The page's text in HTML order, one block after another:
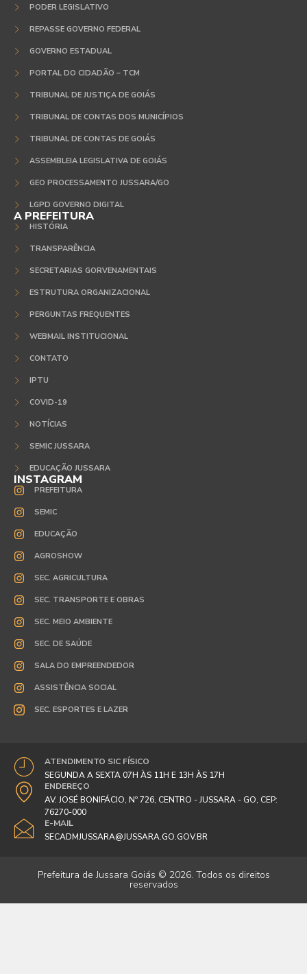
PODER LEGISLATIVO
REPASSE GOVERNO FEDERAL
GOVERNO ESTADUAL
PORTAL DO CIDADÃO – TCM
TRIBUNAL DE JUSTIÇA DE GOIÁS
TRIBUNAL DE CONTAS DOS MUNICÍPIOS
TRIBUNAL DE CONTAS DE GOIÁS
ASSEMBLEIA LEGISLATIVA DE GOIÁS
GEO PROCESSAMENTO JUSSARA/GO
LGPD GOVERNO DIGITAL
A PREFEITURA
HISTÓRIA
TRANSPARÊNCIA
SECRETARIAS GORVENAMENTAIS
ESTRUTURA ORGANIZACIONAL
PERGUNTAS FREQUENTES
WEBMAIL INSTITUCIONAL
CONTATO
IPTU
COVID-19
NOTÍCIAS
SEMIC JUSSARA
EDUCAÇÃO JUSSARA
INSTAGRAM
PREFEITURA
SEMIC
EDUCAÇÃO
AGROSHOW
SEC. AGRICULTURA
SEC. TRANSPORTE E OBRAS
SEC. MEIO AMBIENTE
SEC. DE SAÚDE
SALA DO EMPREENDEDOR
ASSISTÊNCIA SOCIAL
SEC. ESPORTES E LAZER
ATENDIMENTO SIC FÍSICO
SEGUNDA A SEXTA 07H ÀS 11H E 13H ÀS 17H
ENDEREÇO
AV. JOSÉ BONIFÁCIO, Nº 726, CENTRO - JUSSARA - GO, CEP:
76270-000
E-MAIL
SECADMJUSSARA@JUSSARA.GO.GOV.BR
Prefeitura de Jussara Goiás © 2026. Todos os direitos
reservados